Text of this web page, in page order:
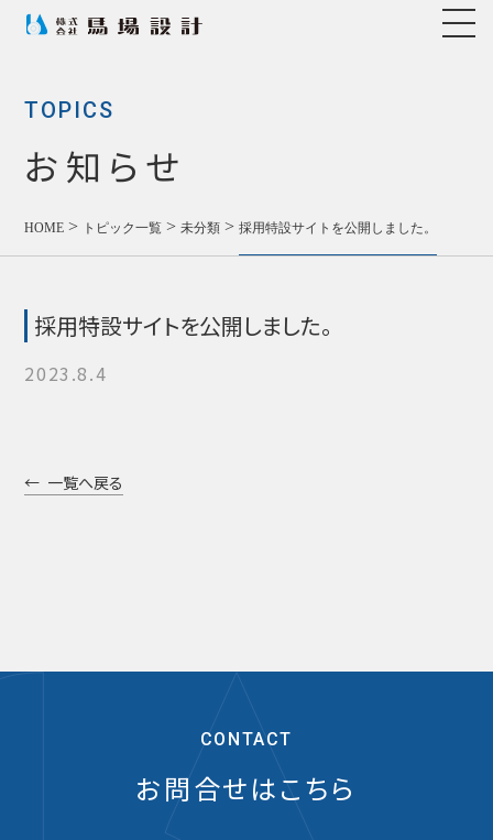
TOPICS
お知らせ
HOME > トピック一覧 >未分類 >採用特設サイトを公開しました。
採用特設サイトを公開しました。
2023.8.4
一覧へ戻る
CONTACT
お問合せはこちら